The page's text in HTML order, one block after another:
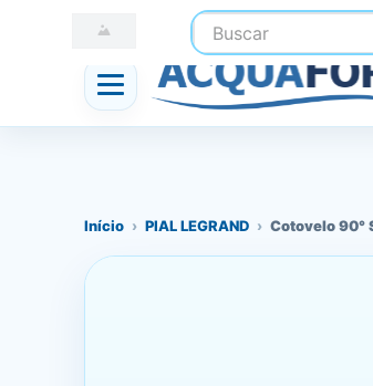
Buscar
☎ (41) 3247-1199
Início › PIAL LEGRAND › Cotovelo 90°